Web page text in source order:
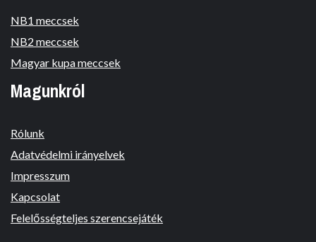
NB1 meccsek
NB2 meccsek
Magyar kupa meccsek
Magunkról
Rólunk
Adatvédelmi irányelvek
Impresszum
Kapcsolat
Felelősségteljes szerencsejáték